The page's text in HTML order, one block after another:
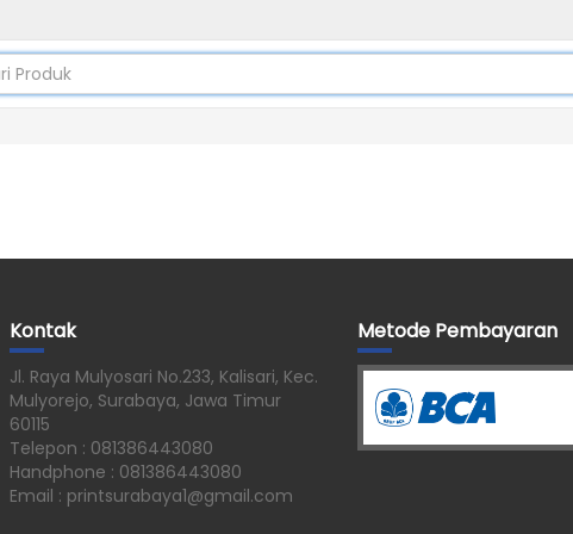
Kontak
Jl. Raya Mulyosari No.233, Kalisari, Kec.
Mulyorejo, Surabaya, Jawa Timur
60115
Telepon : 081386443080
Handphone : 081386443080
Email : printsurabaya1@gmail.com
Metode Pembayaran